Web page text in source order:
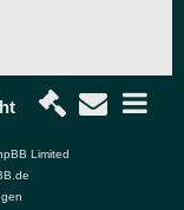
Limited